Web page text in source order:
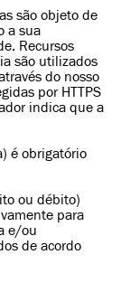
são objeto de
a sua
Recursos
são utilizados
do nosso
por HTTPS
indica que a
é obrigatório
ou débito)
para
e/ou
de acordo